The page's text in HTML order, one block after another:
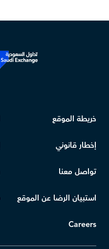
خريطة الموقع
إخطار قانوني
تواصل معنا
استبيان الرضا عن الموقع
Careers